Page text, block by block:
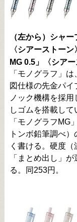
（左から）シャ
〈シアーストー
MG 0.5」〈シア
「モノグラフ」
図仕様の先金パ
ノック機構を採
しゴムを搭載して
「モノグラフMG
トンボ鉛筆調べ
く書ける。硬度
「まとめ出し」
る。同253円。